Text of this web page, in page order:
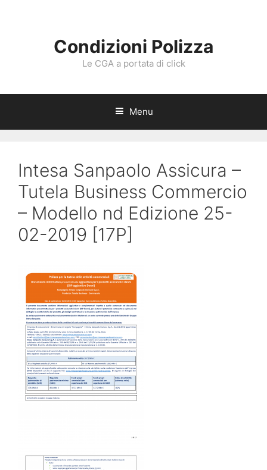
Condizioni Polizza
Le CGA a portata di click
Menu
Intesa Sanpaolo Assicura –
Tutela Business Commercio
– Modello nd Edizione 25-
02-2019 [17P]